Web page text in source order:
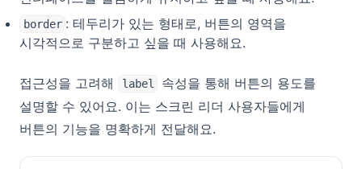
border : 테두리가 있는 형태로, 버튼의 영역을
시각적으로 구분하고 싶을 때 사용해요.
접근성을 고려해 label
속성을 통해 버튼의 용도를
설명할 수 있어요. 이는 스크린 리더 사용자들에게
버튼의 기능을 명확하게 전달해요.